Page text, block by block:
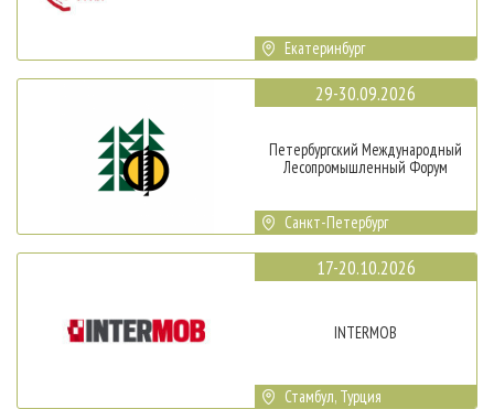
Екатеринбург
29-30.09.2026
Петербургский Международный
Лесопромышленный Форум
Санкт-Петербург
17-20.10.2026
INTERMOB
Стамбул, Турция